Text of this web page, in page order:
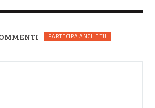
PARTECIPA ANCHE TU